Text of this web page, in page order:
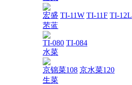
宏盛 TI-11W TI-11F TI-12L
苤蓝
TI-080 TI-084
水菜
京锦菜108 京水菜120
生菜